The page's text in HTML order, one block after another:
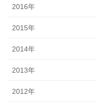
2016年
2015年
2014年
2013年
2012年